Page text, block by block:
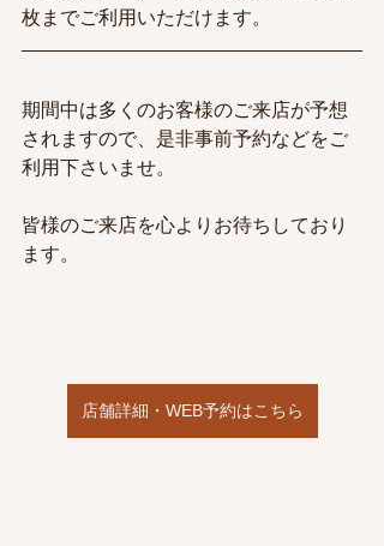
枚までご利用いただけます。
期間中は多くのお客様のご来店が予想
されますので、是非事前予約などをご
利用下さいませ。
皆様のご来店を心よりお待ちしており
ます。
店舗詳細・WEB予約はこちら